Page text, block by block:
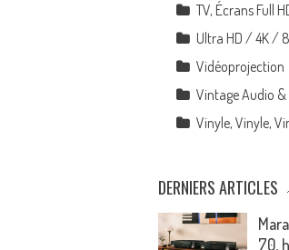
TV, Écrans Full
Ultra HD / 4K /
Vidéoprojection
Vintage Audio &
Vinyle, Vinyle,
DERNIERS ARTICLES
70,